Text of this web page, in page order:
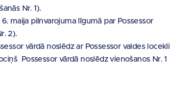
Nr. 1).
maija pilnvarojuma līgumā par Possessor
2).
vārdā noslēdz ar Possessor valdes locekli
Possessor vārdā noslēdz vienošanos Nr. 1